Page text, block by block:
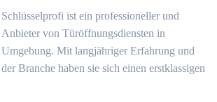
ist ein professioneller und
von Türöffnungsdiensten in
Mit langjähriger Erfahrung und
Branche haben sie sich einen erstklassigen